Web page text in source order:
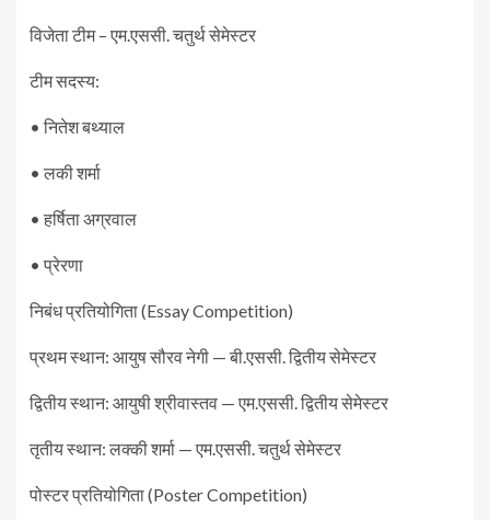
विजेता टीम – एम.एससी. चतुर्थ सेमेस्टर
टीम सदस्य:
• नितेश बथ्याल
• लकी शर्मा
• हर्षिता अग्रवाल
• प्रेरणा
निबंध प्रतियोगिता (Essay Competition)
प्रथम स्थान: आयुष सौरव नेगी — बी.एससी. द्वितीय सेमेस्टर
द्वितीय स्थान: आयुषी श्रीवास्तव — एम.एससी. द्वितीय सेमेस्टर
तृतीय स्थान: लक्की शर्मा — एम.एससी. चतुर्थ सेमेस्टर
पोस्टर प्रतियोगिता (Poster Competition)